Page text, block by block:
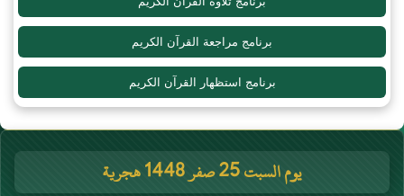
برنامج مراجعة القرآن الكريم
برنامج استظهار القرآن الكريم
يوم السبت 25 صفر 1448 هجرية